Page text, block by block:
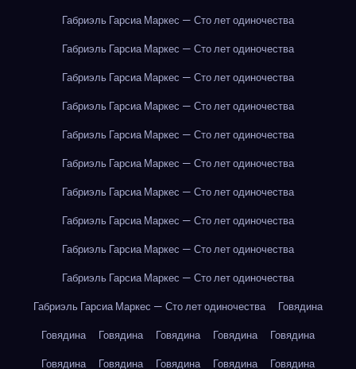
Габриэль Гарсиа Маркес — Сто лет одиночества
Габриэль Гарсиа Маркес — Сто лет одиночества
Габриэль Гарсиа Маркес — Сто лет одиночества
Габриэль Гарсиа Маркес — Сто лет одиночества
Габриэль Гарсиа Маркес — Сто лет одиночества
Габриэль Гарсиа Маркес — Сто лет одиночества
Габриэль Гарсиа Маркес — Сто лет одиночества
Габриэль Гарсиа Маркес — Сто лет одиночества
Габриэль Гарсиа Маркес — Сто лет одиночества
Габриэль Гарсиа Маркес — Сто лет одиночества
Габриэль Гарсиа Маркес — Сто лет одиночества
Говядина
Говядина
Говядина Говядина Говядина
Говядина
Говядина
Говядина Говядина Говядина Говядина